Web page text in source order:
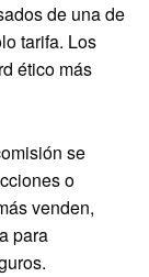
de una de
tarifa. Los
ético más
se
o
venden,
para